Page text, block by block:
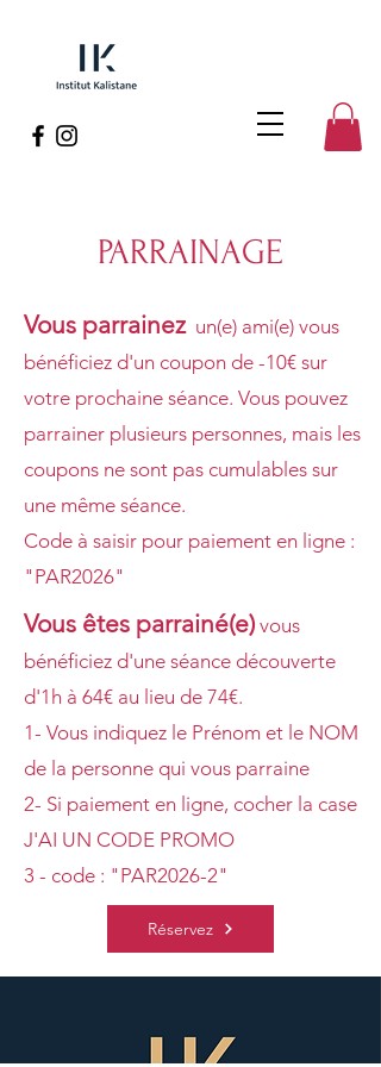
PARRAINAGE
Vous parrainezun(e) ami(e) vous
bénéficiez d'un coupon de -10€ sur
votre prochaine séance. Vous pouvez
parrainer plusieurs personnes, mais les
coupons ne sont pas cumulables sur
une même séance.
​Code à saisir pour paiement en ligne :
"PAR2026"
Vous êtes parrainé(e) vous
bénéficiez d'une séance découverte
d'1h à 64€ au lieu de 74€.
​1- Vous indiquez le Prénom et le NOM
de la personne qui vous parraine
2- Si paiement en ligne, cocher la case
J'AI UN CODE PROMO
3 - code : "PAR2026-2"
Réservez